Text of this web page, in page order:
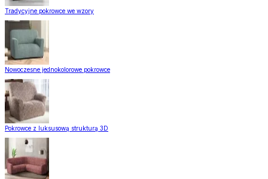
Tradycyjne pokrowce we wzory
Nowoczesne jednokolorowe pokrowce
Pokrowce z luksusową strukturą 3D